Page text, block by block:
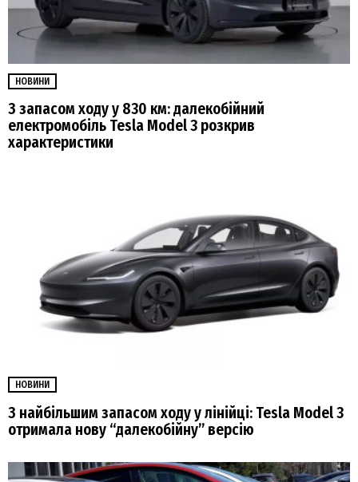
НОВИНИ
З запасом ходу у 830 км: далекобійний
електромобіль Tesla Model 3 розкрив
характеристики
НОВИНИ
З найбільшим запасом ходу у лінійці: Tesla Model 3
отримала нову “далекобійну” версію